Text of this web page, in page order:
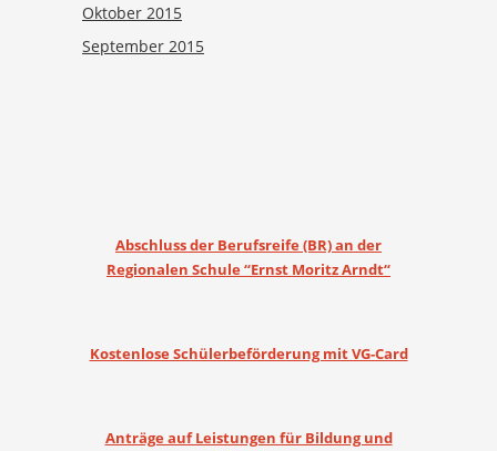
Oktober 2015
September 2015
Abschluss der Berufsreife (BR) an der
Regionalen Schule “Ernst Moritz Arndt“
Kostenlose Schülerbeförderung mit VG-Card
Anträge auf Leistungen für Bildung und